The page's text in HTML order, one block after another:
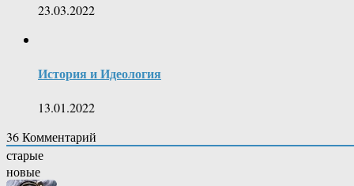
23.03.2022
История и Идеология
13.01.2022
36Комментарий
старые
новые